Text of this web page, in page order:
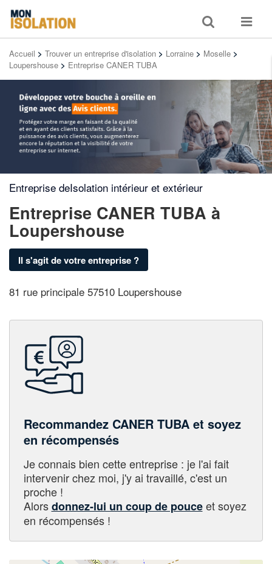
Toggle
search
Toggle
Accueil > Trouver un entreprise d'isolation > Lorraine > Moselle >
Loupershouse > Entreprise CANER TUBA
Entreprise deIsolation intérieur et extérieur
Entreprise CANER TUBA à
Loupershouse
Il s'agit de votre entreprise ?
81 rue principale 57510 Loupershouse
Recommandez CANER TUBA et soyez
en récompensés
Je connais bien cette entreprise : je l'ai fait
intervenir chez moi, j'y ai travaillé, c'est un
proche !
Alorsdonnez-lui un coup de pouceet soyez
en récompensés !